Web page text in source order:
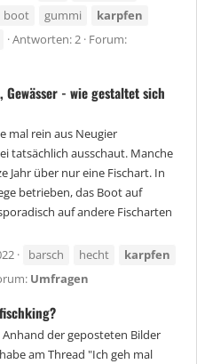
boot gummi
karpfen
Antworten: 2 Forum:
- wie gestaltet sich
mal rein aus Neugier
tatsächlich ausschaut. Manche
Jahr über nur eine Fischart. In
betrieben, das Boot auf
auf andere Fischarten
barsch hecht
karpfen
Umfragen
der geposteten Bilder
am Thread "Ich geh mal